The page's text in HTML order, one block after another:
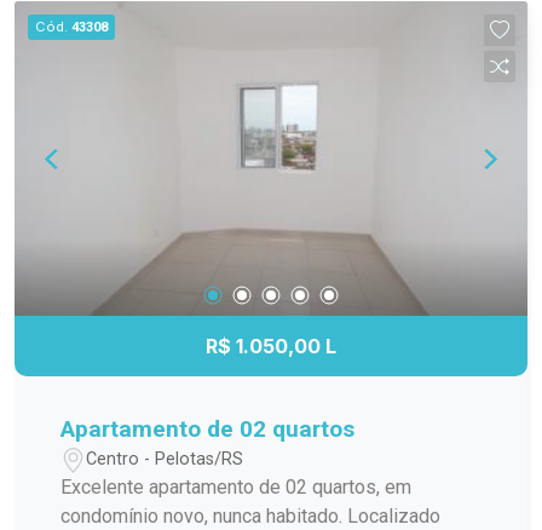
Cód. 43308
R$ 1.050,00 L
Apartamento de 02 quartos
Centro - Pelotas/RS
Excelente apartamento de 02 quartos, em
condomínio novo, nunca habitado. Localizado